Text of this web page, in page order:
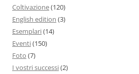
Coltivazione(120)
English edition (3)
Esemplari(14)
Eventi(150)
Foto (7)
I vostri successi(2)